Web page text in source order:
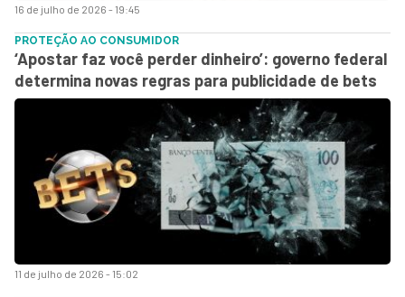
16 de julho de 2026 - 19:45
11 de julho de 2026 - 15:02
PROTEÇÃO AO CONSUMIDOR
‘Apostar faz você perder dinheiro’: governo federal
determina novas regras para publicidade de bets